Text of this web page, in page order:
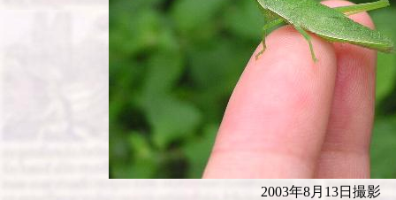
2003年8月13日撮影